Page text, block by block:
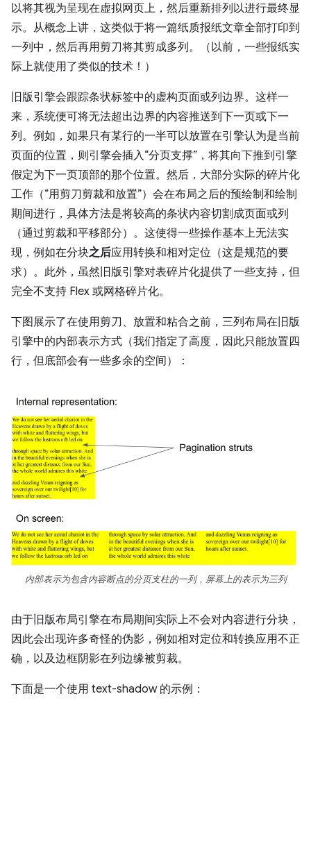
以将其视为呈现在虚拟网页上，然后重新排列以进行最终显
示。从概念上讲，这类似于将一篇纸质报纸文章全部打印到
一列中，然后再用剪刀将其剪成多列。（以前，一些报纸实
际上就使用了类似的技术！）
旧版引擎会跟踪条状标签中的虚构页面或列边界。这样一
来，系统便可将无法超出边界的内容推送到下一页或下一
列。例如，如果只有某行的一半可以放置在引擎认为是当前
页面的位置，则引擎会插入“分页支撑”，将其向下推到引擎
假定为下一页顶部的那个位置。然后，大部分实际的碎片化
工作（“用剪刀剪裁和放置”）会在布局之后的预绘制和绘制
期间进行，具体方法是将较高的条状内容切割成页面或列
（通过剪裁和平移部分）。这使得一些操作基本上无法实
现，例如在分块之后应用转换和相对定位（这是规范的要
求）。此外，虽然旧版引擎对表碎片化提供了一些支持，但
完全不支持 Flex 或网格碎片化。
下图展示了在使用剪刀、放置和粘合之前，三列布局在旧版
引擎中的内部表示方式（我们指定了高度，因此只能放置四
行，但底部会有一些多余的空间）：
内部表示为包含内容断点的分页支柱的一列，屏幕上的表示为三列
由于旧版布局引擎在布局期间实际上不会对内容进行分块，
因此会出现许多奇怪的伪影，例如相对定位和转换应用不正
确，以及边框阴影在列边缘被剪裁。
下面是一个使用 text-shadow 的示例：